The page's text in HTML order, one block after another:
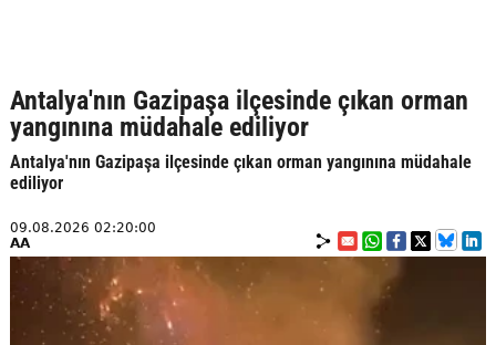
Antalya'nın Gazipaşa ilçesinde çıkan orman
yangınına müdahale ediliyor
Antalya'nın Gazipaşa ilçesinde çıkan orman yangınına müdahale
ediliyor
09.08.2026 02:20:00
AA